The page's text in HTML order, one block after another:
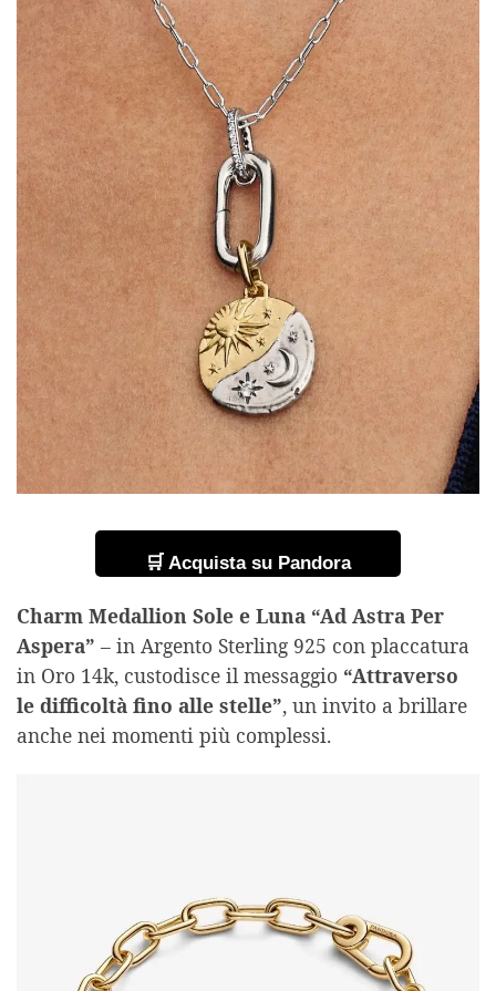
🛒 Acquista su Pandora
Charm Medallion Sole e Luna “Ad Astra Per
Aspera” – in Argento Sterling 925 con placcatura
in Oro 14k, custodisce il messaggio “Attraverso
le difficoltà fino alle stelle”, un invito a brillare
anche nei momenti più complessi.